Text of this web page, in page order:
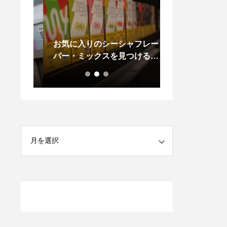
お気に入りのシーシャフレー
バー・ミックスを見つけるに
は？5つの方法をご紹介！